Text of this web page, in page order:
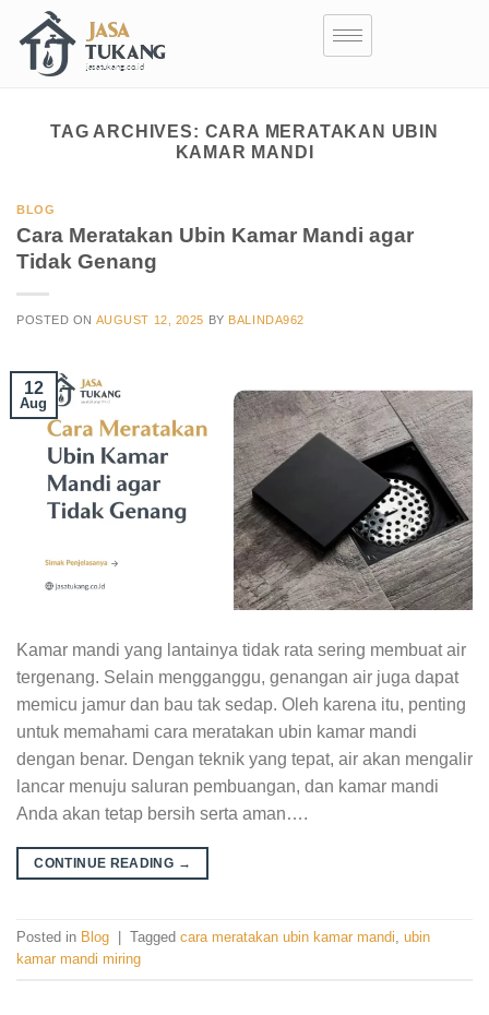
TAG ARCHIVES: CARA MERATAKAN UBIN
KAMAR MANDI
BLOG
Cara Meratakan Ubin Kamar Mandi agar
Tidak Genang
POSTED ON AUGUST 12, 2025 BY BALINDA962
12
Aug
Kamar mandi yang lantainya tidak rata sering membuat air
tergenang. Selain mengganggu, genangan air juga dapat
memicu jamur dan bau tak sedap. Oleh karena itu, penting
untuk memahami cara meratakan ubin kamar mandi
dengan benar. Dengan teknik yang tepat, air akan mengalir
lancar menuju saluran pembuangan, dan kamar mandi
Anda akan tetap bersih serta aman….
CONTINUE READING →
Posted in Blog Tagged cara meratakan ubin kamar mandi, ubin
kamar mandi miring